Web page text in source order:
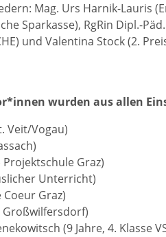
Mag. Urs Harnik-Lauris
Sparkasse), RgRin Dipl.-
und Valentina Stock (2.
wurden aus allen
Veit/Vogau)
Projektschule Graz)
Unterricht)
Coeur Graz)
Großwilfersdorf)
(9 Jahre, 4. Klasse